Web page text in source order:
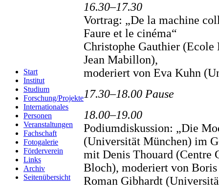
Start
Institut
Studium
Forschung/Projekte
Internationales
Personen
Veranstaltungen
Fachschaft
Fotogalerie
Förderverein
Links
Archiv
Seitenübersicht
16.30–17.30
Vortrag: „De la machine
Faure et le cinéma“
Christophe Gauthier (Ecole
Jean Mabillon),
moderiert von Eva Kuhn
17.30–18.00 Pause
18.00–19.00
Podiumdiskussion: „Die
(Universität München) im
mit Denis Thouard (Centre
Bloch), moderiert von Boris
Roman Gibhardt